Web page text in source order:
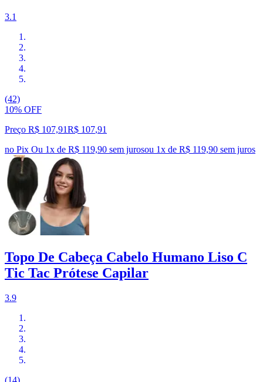
3.1
(42)
10% OFF
Preço R$ 107,91R$ 107,91
no Pix Ou 1x de R$ 119,90 sem jurosou 1x de R$ 119,90 sem juros
Topo De Cabeça Cabelo Humano Liso C
Tic Tac Prótese Capilar
3.9
(14)